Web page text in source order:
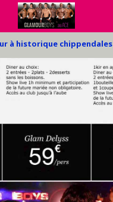
à historique chippendales